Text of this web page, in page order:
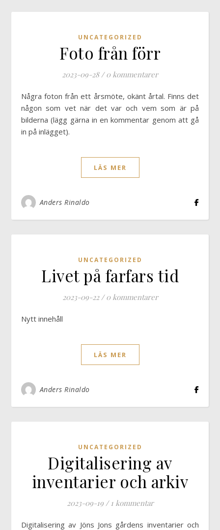
UNCATEGORIZED
Foto från förr
2023-09-28 / 0 kommentarer
Några foton från ett årsmöte, okänt årtal. Finns det
någon som vet när det var och vem som är på
bilderna (lägg gärna in en kommentar genom att gå
in på inlägget).
LÄS MER
Anders Rinaldo
UNCATEGORIZED
Livet på farfars tid
2023-09-22 / 0 kommentarer
Nytt innehåll
LÄS MER
Anders Rinaldo
UNCATEGORIZED
Digitalisering av
inventarier och arkiv
2023-09-19 / 1 kommentar
Digitalisering av Jöns Jons gårdens inventarier och